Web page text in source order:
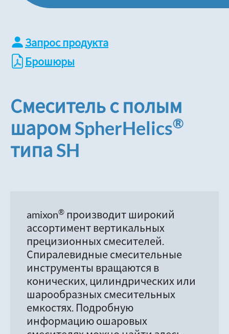
Запрос продукта
Брошюры
Смеситель с полым
шаром SpherHelics®
типа SH
amixon® производит широкий
ассортимент вертикальных
прецизионных смесителей.
Спиралевидные смесительные
инструменты вращаются в
конических, цилиндрических или
шарообразных смесительных
емкостях. Подробную
информацию ошаровых